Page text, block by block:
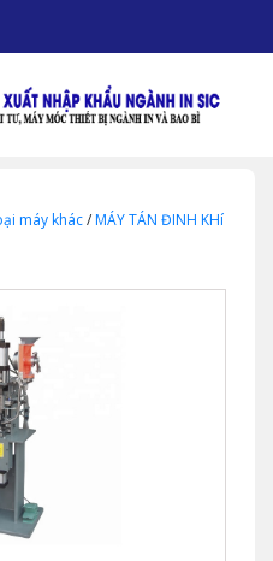
máy khác/MÁY TÁN ĐINH KHí